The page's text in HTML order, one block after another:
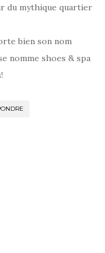
du mythique quartier
bien son nom
nomme shoes & spa